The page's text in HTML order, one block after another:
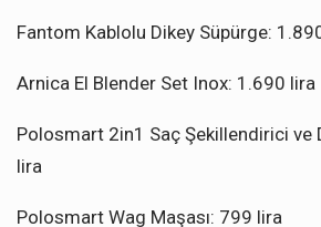
Fantom Kablolu Dikey Süpürge:
Arnica El Blender Set Inox: 1.690 lira
Polosmart 2in1 Saç Şekillendirici ve
lira
Polosmart Wag Maşası: 799 lira